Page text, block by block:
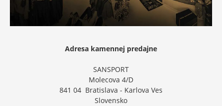
Adresa kamennej predajne
SANSPORT
Molecova 4/D
841 04 Bratislava - Karlova Ves
Slovensko